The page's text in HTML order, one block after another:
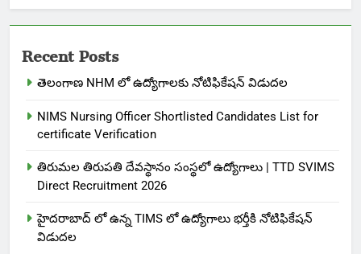
Recent Posts
తెలంగాణ NHM లో ఉద్యోగాలకు నోటిఫికేషన్ విడుదల
NIMS Nursing Officer Shortlisted Candidates List for
certificate Verification
తిరుమల తిరుపతి దేవస్థానం సంస్థలో ఉద్యోగాలు | TTD SVIMS
Direct Recruitment 2026
హైదరాబాద్ లో ఉన్న TIMS లో ఉద్యోగాలు భర్తీకి నోటిఫికేషన్
విడుదల